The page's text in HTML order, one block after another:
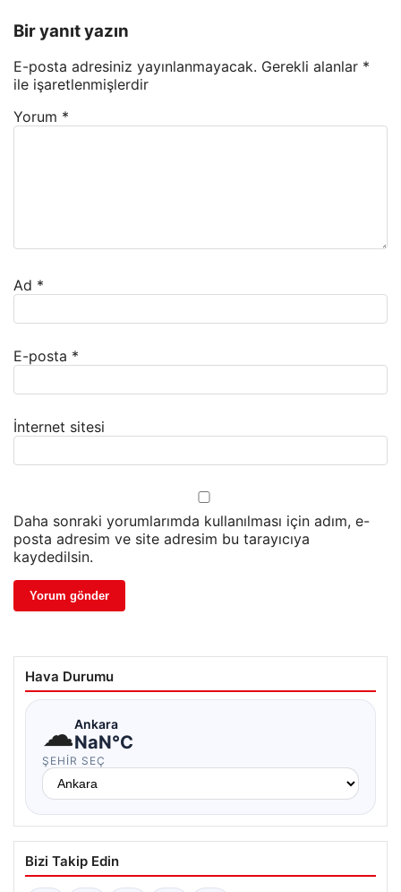
Bir yanıt yazın
E-posta adresiniz yayınlanmayacak. Gerekli alanlar *
ile işaretlenmişlerdir
Yorum *
Ad *
E-posta *
İnternet sitesi
Daha sonraki yorumlarımda kullanılması için adım, e-
posta adresim ve site adresim bu tarayıcıya
kaydedilsin.
Hava Durumu
☁Ankara
NaN°C
ŞEHIR SEÇ
Bizi Takip Edin